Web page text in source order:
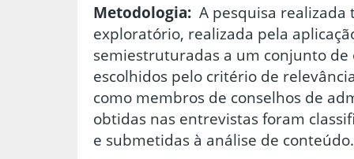
Metodologia: A pesquisa
exploratório, realizada pela
semiestruturadas a um conjunto de
escolhidos pelo critério de
como membros de conselhos de
obtidas nas entrevistas foram
e submetidas à análise de conteúdo.